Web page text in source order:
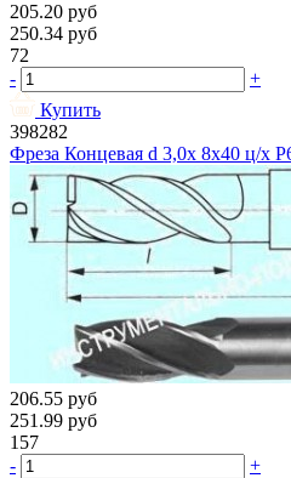
205.20 руб
250.34 руб
72
-
+
Купить
398282
Фреза Концевая d 3,0х 8х40 ц/
206.55 руб
251.99 руб
157
-
+